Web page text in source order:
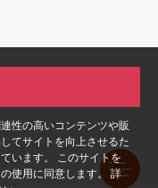
性の高いコンテンツや販
てサイトを向上させるた
います。 このサイトを
使用に同意します。 詳